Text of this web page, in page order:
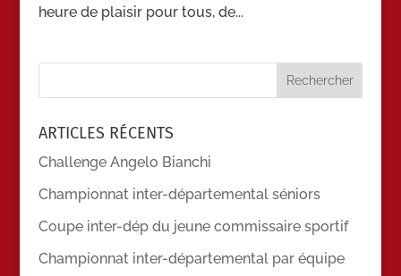
heure de plaisir pour tous, de...
ARTICLES RÉCENTS
Challenge Angelo Bianchi
Championnat inter-départemental séniors
Coupe inter-dép du jeune commissaire sportif
Championnat inter-départemental par équipe